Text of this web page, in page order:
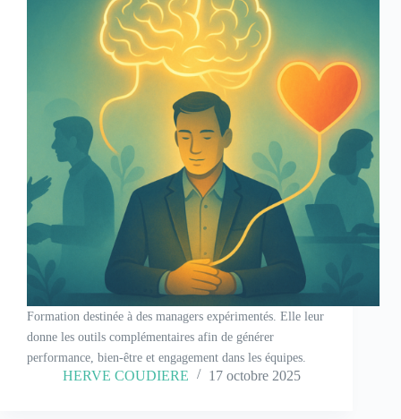
Formation destinée à des managers expérimentés. Elle leur
donne les outils complémentaires afin de générer
performance, bien-être et engagement dans les équipes.
HERVE COUDIERE 17 octobre 2025